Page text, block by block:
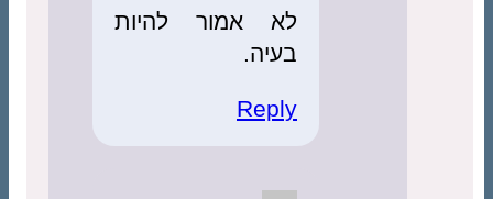
לא אמור להיות
בעיה.
Reply